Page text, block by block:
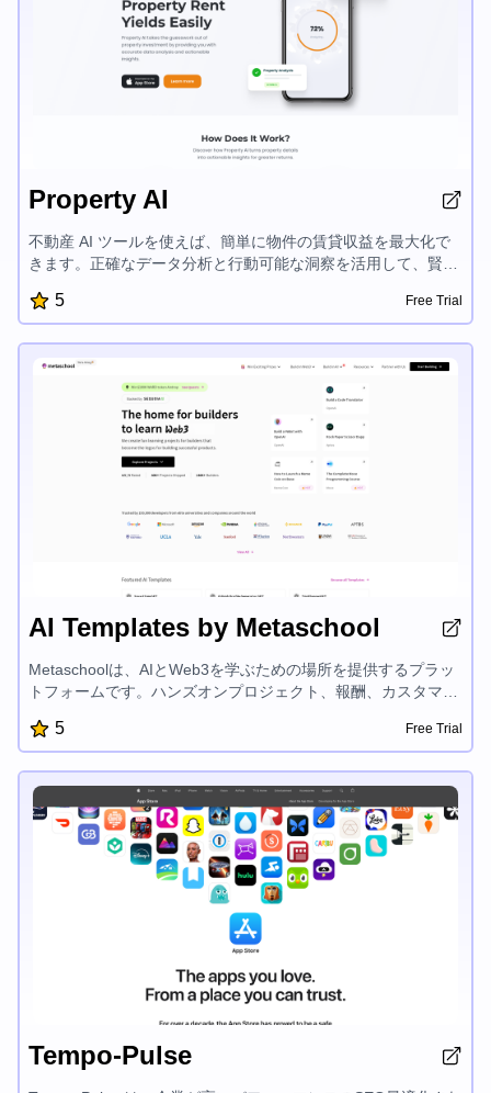
Property AI
不動産 AI ツールを使えば、簡単に物件の賃貸収益を最大化で
きます。正確なデータ分析と行動可能な洞察を活用して、賢明
評価し、リターンを伸ばすための的確なアドバイスを得られま
す。不動産市場でより高い成功を収めるために、AI 駆動の物件
5 Free Trial
AI Templates by Metaschool
Metaschoolは、AIとWeb3を学ぶための場所を提供するプラッ
トフォームです。ハンズオンプロジェクト、報酬、カスタマイ
し、OpenAI、Aptos、Sui、Fuelなどの最先端技術での開発者
の成功を支援しています。建設を楽しく簡単にすることに焦点
ン開発の興奮の世界でsuccessful製品を作成し、その可能性を
最大限に引き出すことを後押ししています。
5 Free Trial
Tempo-Pulse